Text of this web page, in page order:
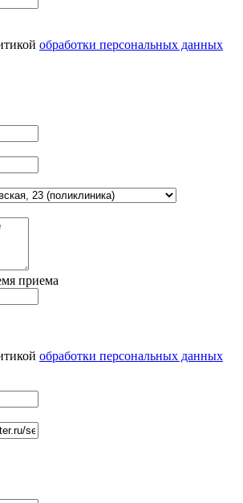
обработки персональных данных
приема
обработки персональных данных